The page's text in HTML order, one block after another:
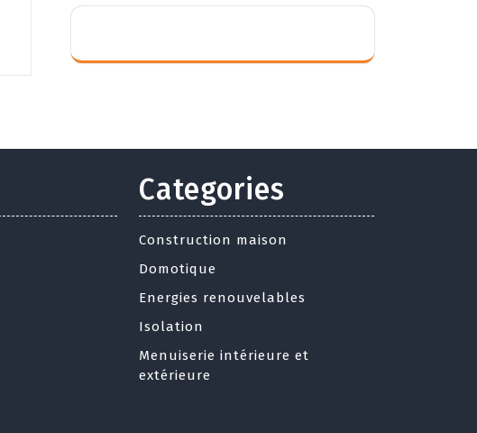
Categories
Construction maison
Domotique
Energies renouvelables
Isolation
Menuiserie intérieure et
extérieure